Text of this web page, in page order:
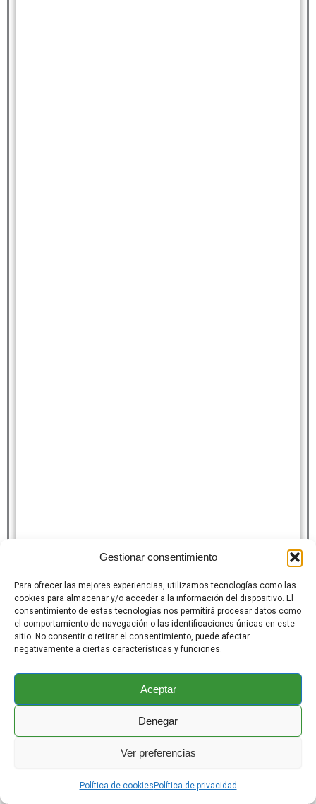
Gestionar consentimiento
Para ofrecer las mejores experiencias, utilizamos tecnologías como las
cookies para almacenar y/o acceder a la información del dispositivo. El
consentimiento de estas tecnologías nos permitirá procesar datos como
el comportamiento de navegación o las identificaciones únicas en este
sitio. No consentir o retirar el consentimiento, puede afectar
negativamente a ciertas características y funciones.
Aceptar
Denegar
Ver preferencias
Política de cookies Política de privacidad